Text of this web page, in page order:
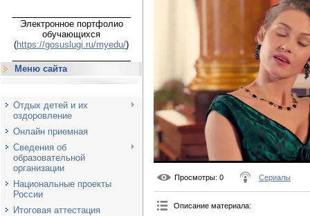
Электронное портфолио
обучающихся
(https://gosuslugi.ru/myedu/)
Меню сайта
Отдых детей и их
оздоровление
Онлайн приемная
Сведения об
образовательной
организации
Национальные проекты
России
Итоговая аттестация
Просмотры: 0 Сериалы
Описание материала: